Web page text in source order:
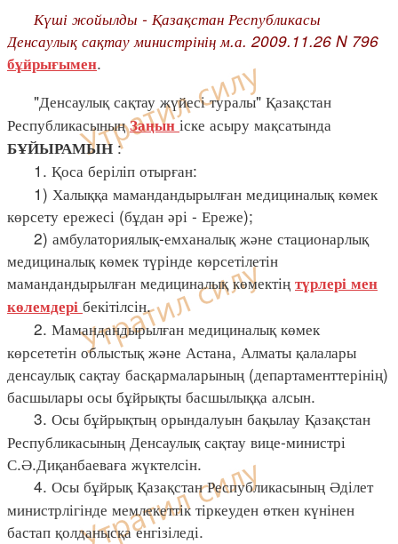
Күші жойылды - Қазақстан Республикасы
Денсаулық сақтау министрінің м.а. 2009.11.26 N 796
бұйрығымен.
"Денсаулық сақтау жүйесі туралы" Қазақстан
РеспубликасыныңЗаңыніске асыру мақсатында
БҰЙЫРАМЫН :
1. Қоса беріліп отырған:
1) Халыққа мамандандырылған медициналық көмек
көрсету ережесі (бұдан әрі - Ереже);
2) амбулаториялық-емханалық және стационарлық
медициналық көмек түрінде көрсетілетін
мамандандырылған медициналық көмектің түрлері мен
көлемдері бекітілсін.
2. Мамандандырылған медициналық көмек
көрсететін облыстық және Астана, Алматы қалалары
денсаулық сақтау басқармаларының (департаменттерінің)
басшылары осы бұйрықты басшылыққа алсын.
3. Осы бұйрықтың орындалуын бақылау Қазақстан
Республикасының Денсаулық сақтау вице-министрі
С.Ә.Диқанбаеваға жүктелсін.
4. Осы бұйрық Қазақстан Республикасының Әділет
министрлігінде мемлекеттік тіркеуден өткен күнінен
бастап қолданысқа енгізіледі.